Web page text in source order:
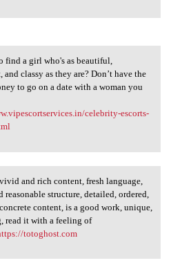
find a girl who
find a girl who's as beautiful,
classy as they are? Don’t have the
to go on a date with a woman you
celebrity-escorts-
and rich
and rich content, fresh language,
reasonable structure, detailed, ordered,
content, is a good work, unique,
read it with a feeling of
totoghost.com